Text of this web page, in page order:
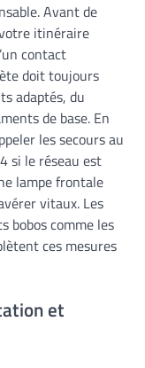
Avant de
itinéraire
contact
doit toujours
adaptés, du
de base. En
les secours au
si le réseau est
lampe frontale
vitaux. Les
bobos comme les
ces mesures
et